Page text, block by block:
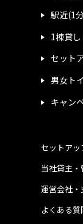
駅近(1
1棟貸し
セット
男女ト
キャン
運営会社・
よくある質
当社貸主
セットア